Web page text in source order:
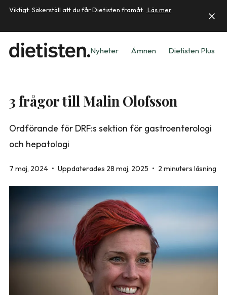
Viktigt: Säkerställ att du får Dietisten framåt. Läs mer
Nyheter Ämnen Dietisten Plus
3 frågor till Malin Olofsson
Ordförande för DRF:s sektion för gastroenterologi
och hepatologi
7 maj, 2024 • Uppdaterades 28 maj, 2025 • 2 minuters läsning